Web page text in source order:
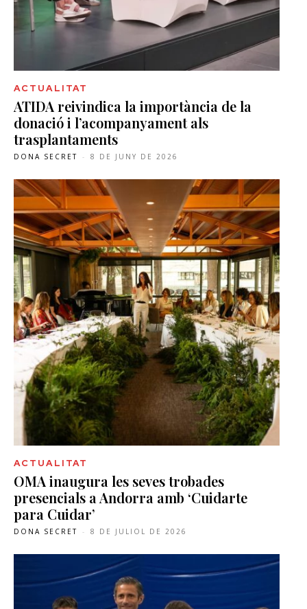
ACTUALITAT
ATIDA reivindica la importància de la
donació i l’acompanyament als
trasplantaments
DONA SECRET - 8 DE JUNY DE 2026
ACTUALITAT
OMA inaugura les seves trobades
presencials a Andorra amb ‘Cuidarte
para Cuidar’
DONA SECRET - 8 DE JULIOL DE 2026